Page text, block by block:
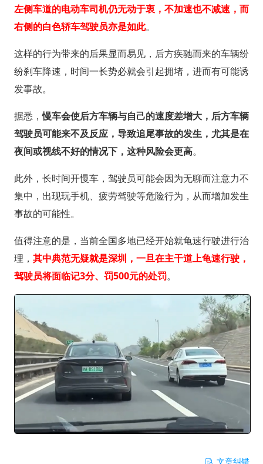
左侧车道的电动车司机仍无动于衷，不加速也不减速，而
右侧的白色轿车驾驶员亦是如此。
这样的行为带来的后果显而易见，后方疾驰而来的车辆纷
纷刹车降速，时间一长势必就会引起拥堵，进而有可能诱
发事故。
据悉，慢车会使后方车辆与自己的速度差增大，后方车辆
驾驶员可能来不及反应，导致追尾事故的发生，尤其是在
夜间或视线不好的情况下，这种风险会更高。
此外，长时间开慢车，驾驶员可能会因为无聊而注意力不
集中，出现玩手机、疲劳驾驶等危险行为，从而增加发生
事故的可能性。
值得注意的是，当前全国多地已经开始就龟速行驶进行治
理， 其中典范无疑就是深圳，一旦在主干道上龟速行驶，
驾驶员将面临记3分、罚500元的处罚。
文章纠错